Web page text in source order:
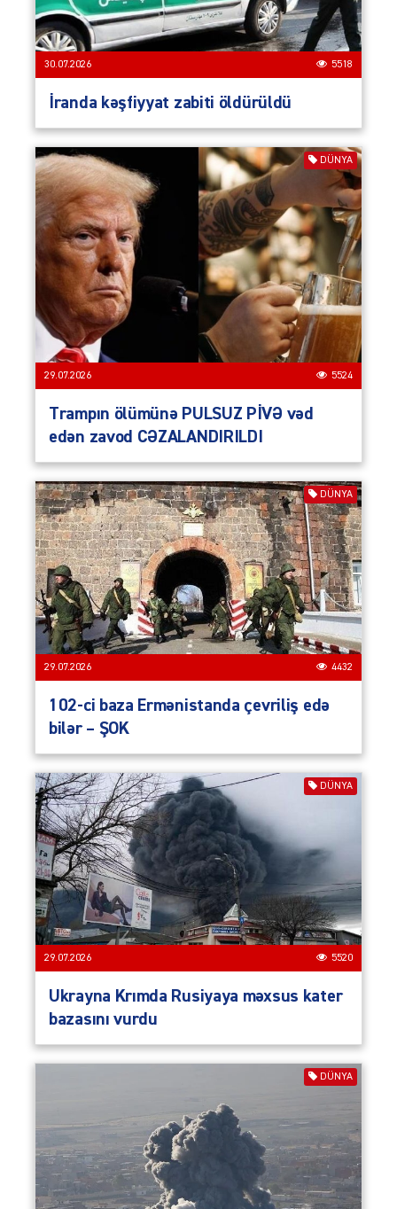
30.07.2026 5518
İranda kəşfiyyat zabiti öldürüldü
DÜNYA
29.07.2026 5524
Trampın ölümünə PULSUZ PİVƏ vəd
edən zavod CƏZALANDIRILDI
DÜNYA
29.07.2026 4432
102-ci baza Ermənistanda çevriliş edə
bilər – ŞOK
DÜNYA
29.07.2026 5520
Ukrayna Krımda Rusiyaya məxsus kater
bazasını vurdu
DÜNYA